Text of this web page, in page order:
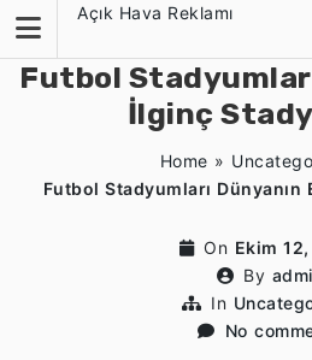
content
Açık Hava Reklamı
Futbol
İlginç
Home »
Futbol Stadyumları Dünyanın
On Ekim
By
In
No